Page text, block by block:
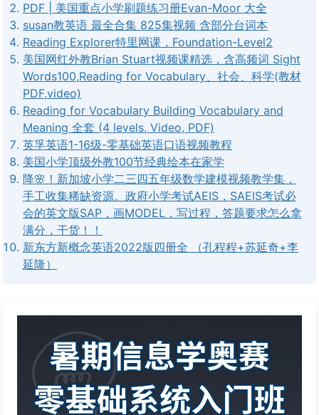
PDF | 美国重点小学刷题练习册Evan-Moor 大全
susan教英语 最全合集 825集视频 含部分台词本
Reading Explorer特里网课，Foundation-Level2
美国网红外教Brian Stuart视频课精选，含高频词 Sight
Words100,Reading for Vocabulary、社会、科学(教材
PDF,video)
Reading for Vocabulary Building Vocabulary and
Meaning 全套 (4 levels, Video, PDF)
英孚英语1-16级-零基础英语口语视频教程
美国小学顶级外教100节经典绘本在家学
降🌸！新加坡小学二三四五年级数学建模视频教学集，
手工收集稀缺资源。政府小学考试AEIS，SAEIS考试必
会的英文版SAP，画MODEL，写过程，答题要求怎么拿
满分，干货！！
新东方新概念英语2022版四册全 （孔程程+苏延奇+李
延隆）